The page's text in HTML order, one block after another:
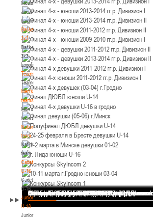
Media
about
basketball
Basketball
3x3
Basketball
3x3
Logo[modid=121]
Teams
Teams
Men's
teams
Men's
teams
National
team
National
team
Cadets
U-16
Cadets
U-16
Juniors
U-18
Juniors
Минск
U-12, юноши
IV тур – юноши 2014-2015 гг.р., Дивизион 2, 21-22 марта
Уральская 3А
18-19.03.2026
Брест
U-16, девушки
IV тур – девушки 2010-2011 гг.р., дивизион 2, 18-19
ул. Ленинградская, 4
17-18.03.2026
U-14, девушки
IV тур – девушки 2012-2013 гг.р., дивизион 2, 17-18
ул. Врублевского, 92
III тур – девушки 2010-2011 гг.р., Дивизион 1, 14-15
Финал 4-х - девушки 2013-2014 гг.р.
Финал 4-х - юноши 2013-2014 гг.р.
Финал 4-х - юноши 2013-2014 гг.р.
Финал 4-х - юноши 2011-2012 гг.р.
Финал 4-х - юноши 2009-2010 гг.р.
Финал 4-х - девушки 2011-2012 гг.р.
Финал 4-х - девушки 2013-2014 гг.р.
Финал 4-х девушки 2011-2012 гг.р.
Финал 4-х юноши 2011-2012 гг.р. Дивизион I
Финал 4-х девушек (03-04) г.Гродно
Финал ДЮБЛ юноши U-14
Финал 4-х девушки U-16 в гродно
Финал девушки (05-06) г.Минск
Полуфинал ДЮБЛ девушки U-14
24-25 февраля в Бресте девушки U-14
1-2 марта в Минске девушки 01-02
г. Лида юноши U-16
Конкурсы SkyIncom 2
10-11 марта г.Гродно юноши 03-04
Конкурсы SkyIncom 1
группа "ВКонтакте"